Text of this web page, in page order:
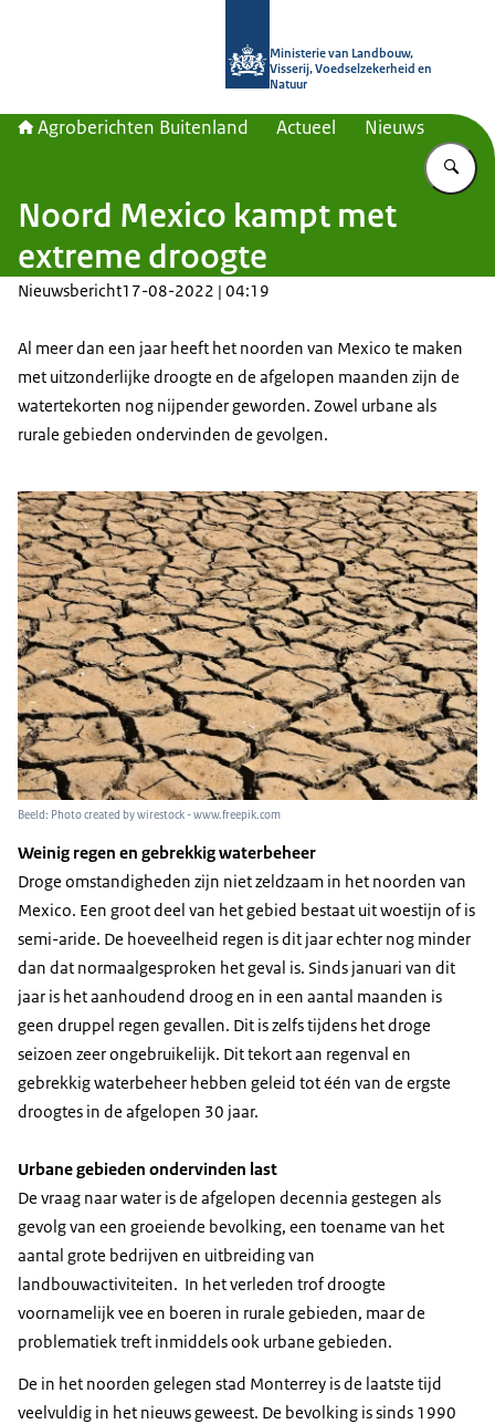
Ministerie van Landbouw,
Visserij, Voedselzekerheid en
Natuur
Agroberichten Buitenland Actueel Nieuws
Noord Mexico kampt met
extreme droogte
Nieuwsbericht17-08-2022 | 04:19
Al meer dan een jaar heeft het noorden van Mexico te maken
met uitzonderlijke droogte en de afgelopen maanden zijn de
watertekorten nog nijpender geworden. Zowel urbane als
rurale gebieden ondervinden de gevolgen.
Beeld: Photo created by wirestock - www.freepik.com
Weinig regen en gebrekkig waterbeheer
Droge omstandigheden zijn niet zeldzaam in het noorden van
Mexico. Een groot deel van het gebied bestaat uit woestijn of is
semi-aride. De hoeveelheid regen is dit jaar echter nog minder
dan dat normaalgesproken het geval is. Sinds januari van dit
jaar is het aanhoudend droog en in een aantal maanden is
geen druppel regen gevallen. Dit is zelfs tijdens het droge
seizoen zeer ongebruikelijk. Dit tekort aan regenval en
gebrekkig waterbeheer hebben geleid tot één van de ergste
droogtes in de afgelopen 30 jaar.
Urbane gebieden ondervinden last
De vraag naar water is de afgelopen decennia gestegen als
gevolg van een groeiende bevolking, een toename van het
aantal grote bedrijven en uitbreiding van
landbouwactiviteiten. In het verleden trof droogte
voornamelijk vee en boeren in rurale gebieden, maar de
problematiek treft inmiddels ook urbane gebieden.
De in het noorden gelegen stad Monterrey is de laatste tijd
veelvuldig in het nieuws geweest. De bevolking is sinds 1990